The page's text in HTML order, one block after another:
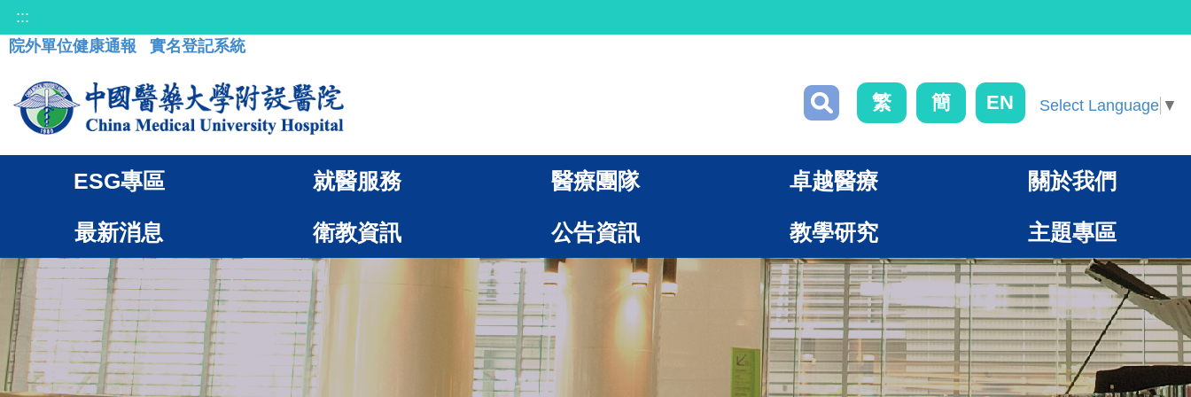
:::
院外單位健康通報
實名登記系統
繁 簡 EN Select Language ▼
ESG專區 就醫服務 醫療團隊 卓越醫療 關於我們
最新消息 衛教資訊 公告資訊 教學研究 主題專區